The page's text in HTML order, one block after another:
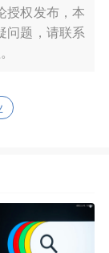
授权发布，本
问题，请联系